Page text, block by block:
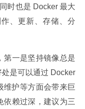
时也是 Docker 最大
、更新、存储、分
第一是坚持镜像总是
是可以通过 Docker
维护等方面会带来巨
依赖过深，建议为三